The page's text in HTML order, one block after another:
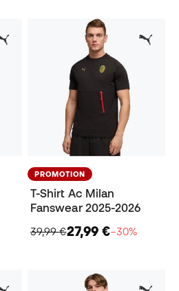
PROMOTION
T-Shirt Ac Milan
Fanswear 2025-2026
39,99 €27,99 €−30%